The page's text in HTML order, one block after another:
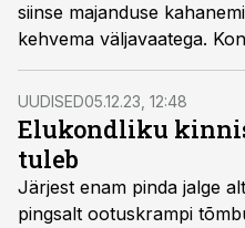
siinse majanduse
kehvema väljavaatega.
investeerimise väljavaade
negatiivsemaks.
UUDISED05.12.23, 12:48
Elukondliku
tuleb
Järjest enam pinda jalge
pingsalt ootuskrampi